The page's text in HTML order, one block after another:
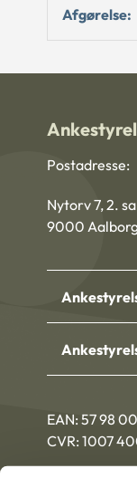
Afgørelse:
Postadresse:
Nytorv 7, 2.
9000
EAN: 57 98
CVR: 1007